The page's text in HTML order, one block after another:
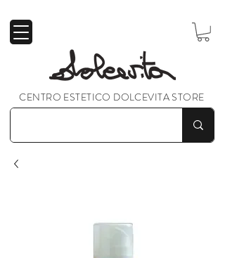
CENTRO ESTETICO DOLCEVITA STORE